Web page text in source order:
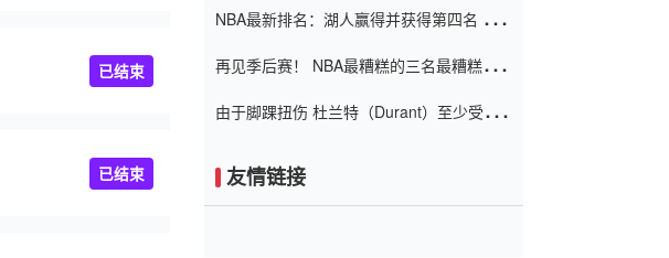
已结束
已结束
亿元人民币的合同
NBA最新排名：湖人赢得并获得第四名 小
再见季后赛！ NBA最糟糕的三名最糟糕的
由于脚踝扭伤 杜兰特（Durant）至少受伤
友情链接